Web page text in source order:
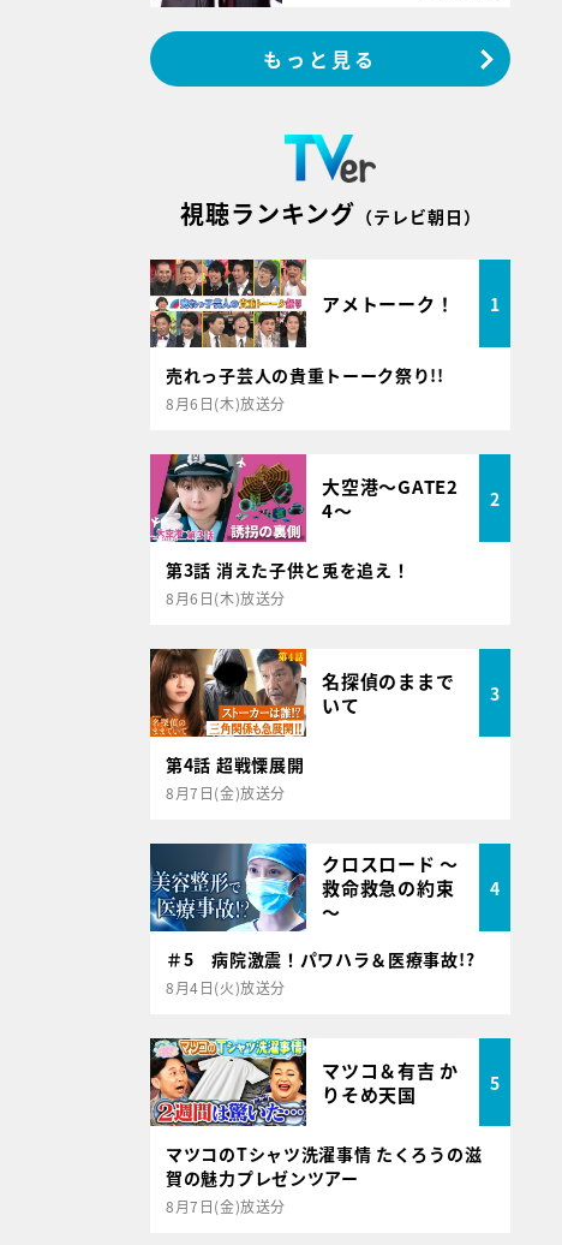
もっと見る
視聴ランキング （テレビ朝日）
アメトーーク！ 1
売れっ子芸人の貴重トーーク祭り!!
8月6日(木)放送分
大空港～GATE2
4～
2
第3話 消えた子供と兎を追え！
8月6日(木)放送分
名探偵のままで
いて
3
第4話 超戦慄展開
8月7日(金)放送分
クロスロード ～
救命救急の約束
～
4
＃5 病院激震！パワハラ＆医療事故!?
8月4日(火)放送分
マツコ＆有吉 か
りそめ天国
5
マツコのTシャツ洗濯事情 たくろうの滋
賀の魅力プレゼンツアー
8月7日(金)放送分